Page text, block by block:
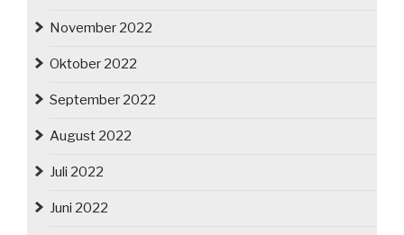
November 2022
Oktober 2022
September 2022
August 2022
Juli 2022
Juni 2022